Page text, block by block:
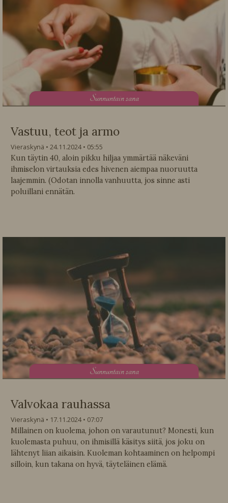
Sunnuntain sana
Vastuu, teot ja armo
Vieraskynä 24.11.2024
05:55
Kun täytin 40, aloin pikku hiljaa ymmärtää näkeväni
ihmiselon virtauksia edes hivenen aiempaa nuoruutta
laajemmin. (Odotan innolla vanhuutta, jos sinne asti
poluillani ennätän.
Sunnuntain sana
Valvokaa rauhassa
Vieraskynä 17.11.2024
07:07
Millainen on kuolema, johon on varautunut? Monesti, kun
kuolemasta puhuu, on ihmisillä käsitys siitä, jos joku on
lähtenyt liian aikaisin. Kuoleman kohtaaminen on helpompi
silloin, kun takana on hyvä, täyteläinen elämä.